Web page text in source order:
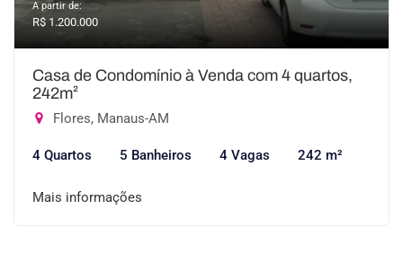
A partir de:
R$ 1.200.000
Casa de Condomínio à Venda com 4 quartos,
242m²
Flores, Manaus-AM
4 Quartos 5 Banheiros 4 Vagas 242 m²
Mais informações